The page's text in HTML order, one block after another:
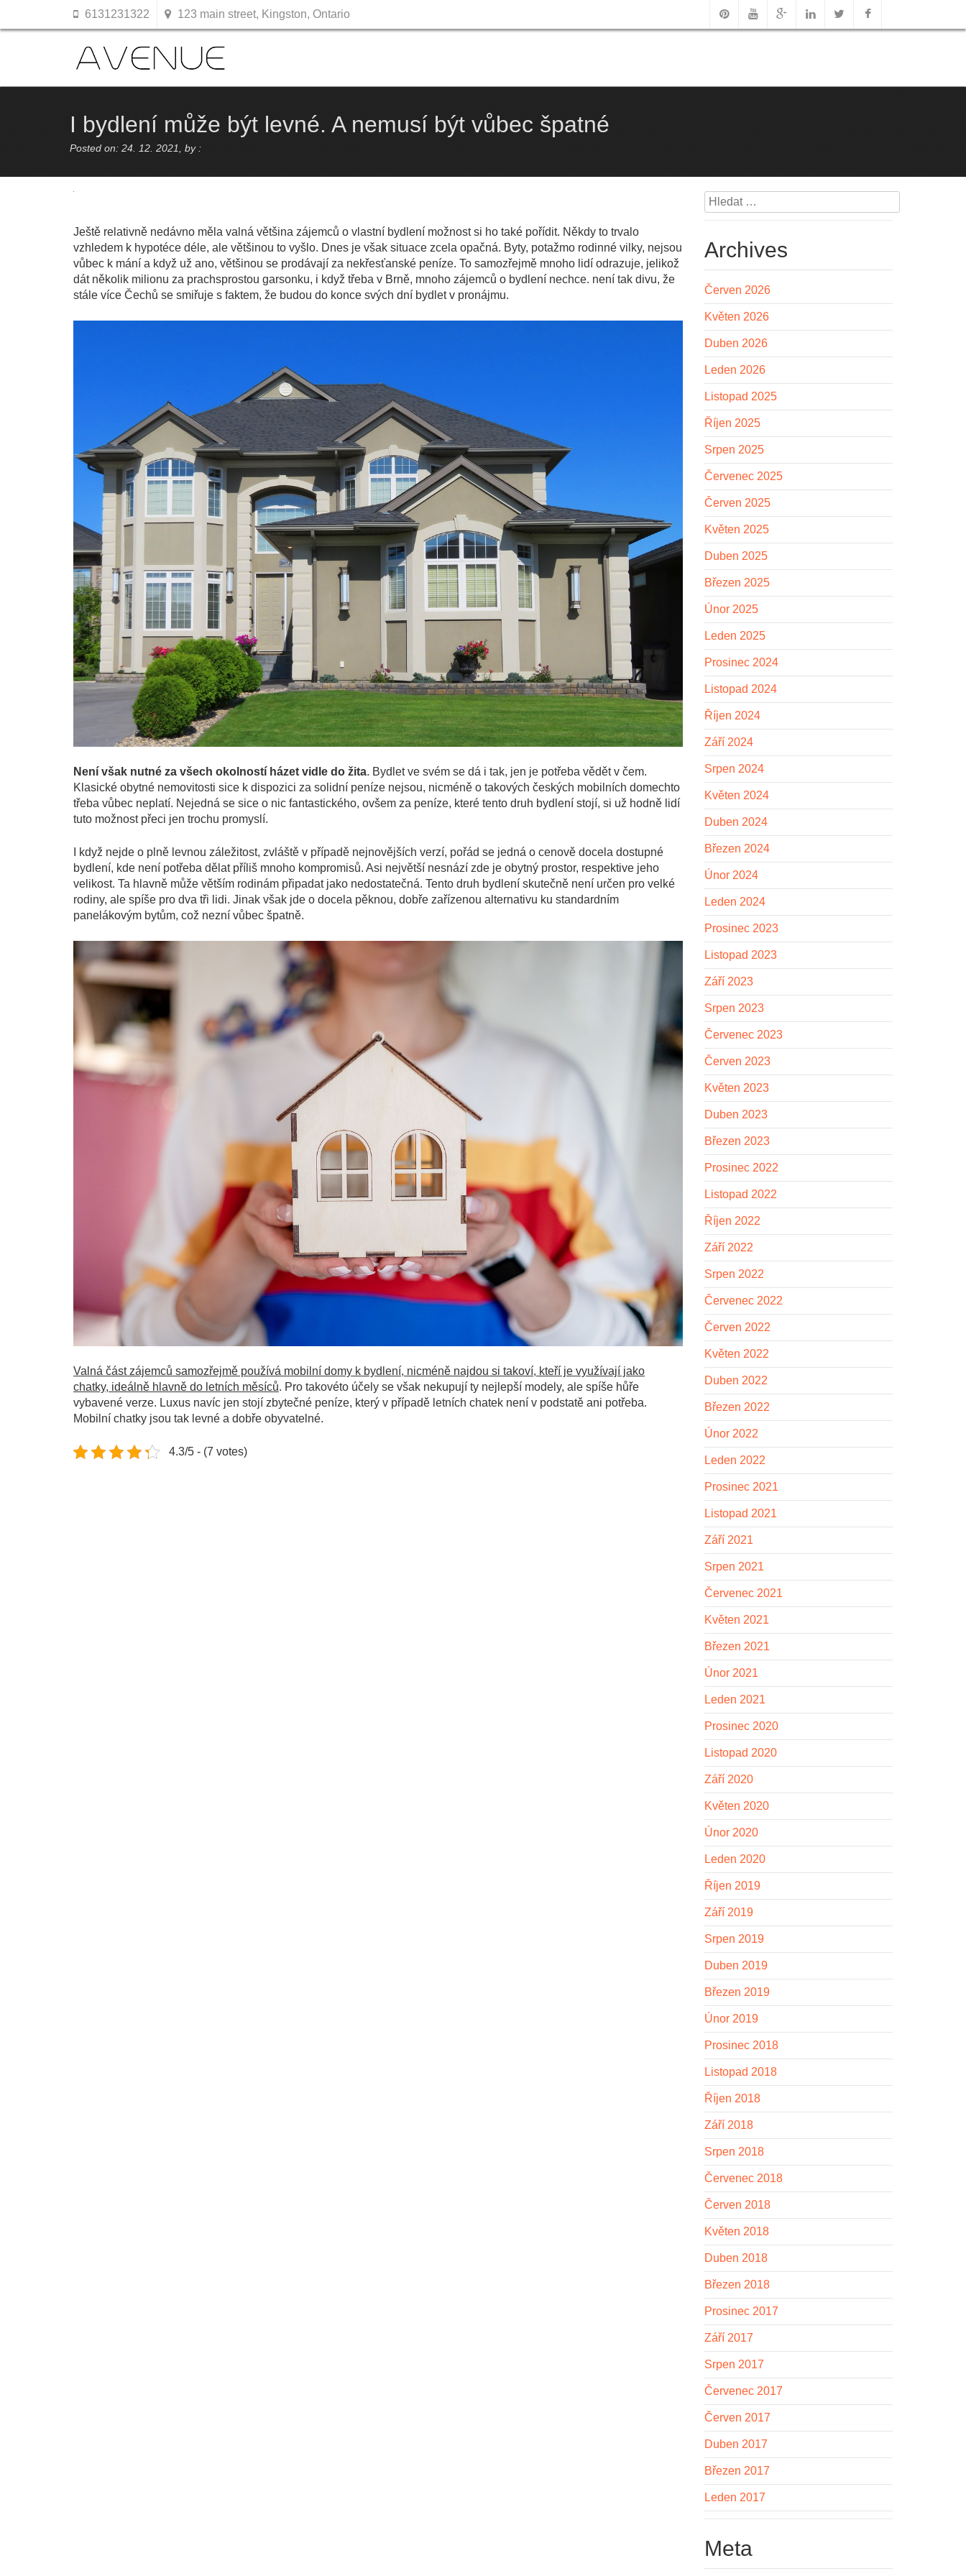
6131231322 123 main street, Kingston, Ontario
Skip
I bydlení může být levné. A nemusí být vůbec špatné
Posted on: 24. 12. 2021, by :
Ještě relativně nedávno měla valná většina zájemců o vlastní bydlení možnost si ho také pořídit. Někdy to trvalo
vzhledem k hypotéce déle, ale většinou to vyšlo. Dnes je však situace zcela opačná. Byty, potažmo rodinné vilky, nejsou
vůbec k mání a když už ano, většinou se prodávají za nekřesťanské peníze. To samozřejmě mnoho lidí odrazuje, jelikož
dát několik milionu za prachsprostou garsonku, i když třeba v Brně, mnoho zájemců o bydlení nechce. není tak divu, že
stále více Čechů se smiřuje s faktem, že budou do konce svých dní bydlet v pronájmu.
Není však nutné za všech okolností házet vidle do žita. Bydlet ve svém se dá i tak, jen je potřeba vědět v čem.
Klasické obytné nemovitosti sice k dispozici za solidní peníze nejsou, nicméně o takových českých mobilních domechto
třeba vůbec neplatí. Nejedná se sice o nic fantastického, ovšem za peníze, které tento druh bydlení stojí, si už hodně lidí
tuto možnost přeci jen trochu promyslí.
I když nejde o plně levnou záležitost, zvláště v případě nejnovějších verzí, pořád se jedná o cenově docela dostupné
bydlení, kde není potřeba dělat příliš mnoho kompromisů. Asi největší nesnází zde je obytný prostor, respektive jeho
velikost. Ta hlavně může větším rodinám připadat jako nedostatečná. Tento druh bydlení skutečně není určen pro velké
rodiny, ale spíše pro dva tři lidi. Jinak však jde o docela pěknou, dobře zařízenou alternativu ku standardním
panelákovým bytům, což nezní vůbec špatně.
Valná část zájemců samozřejmě používá mobilní domy k bydlení, nicméně najdou si takoví, kteří je využívají jako
chatky, ideálně hlavně do letních měsíců. Pro takovéto účely se však nekupují ty nejlepší modely, ale spíše hůře
vybavené verze. Luxus navíc jen stojí zbytečné peníze, který v případě letních chatek není v podstatě ani potřeba.
Mobilní chatky jsou tak levné a dobře obyvatelné.
4.3/5 - (7 votes)
Vyhledávání
Archives
Červen 2026
Květen 2026
Duben 2026
Leden 2026
Listopad 2025
Říjen 2025
Srpen 2025
Červenec 2025
Červen 2025
Květen 2025
Duben 2025
Březen 2025
Únor 2025
Leden 2025
Prosinec 2024
Listopad 2024
Říjen 2024
Září 2024
Srpen 2024
Květen 2024
Duben 2024
Březen 2024
Únor 2024
Leden 2024
Prosinec 2023
Listopad 2023
Září 2023
Srpen 2023
Červenec 2023
Červen 2023
Květen 2023
Duben 2023
Březen 2023
Prosinec 2022
Listopad 2022
Říjen 2022
Září 2022
Srpen 2022
Červenec 2022
Červen 2022
Květen 2022
Duben 2022
Březen 2022
Únor 2022
Leden 2022
Prosinec 2021
Listopad 2021
Září 2021
Srpen 2021
Červenec 2021
Květen 2021
Březen 2021
Únor 2021
Leden 2021
Prosinec 2020
Listopad 2020
Září 2020
Květen 2020
Únor 2020
Leden 2020
Říjen 2019
Září 2019
Srpen 2019
Duben 2019
Březen 2019
Únor 2019
Prosinec 2018
Listopad 2018
Říjen 2018
Září 2018
Srpen 2018
Červenec 2018
Červen 2018
Květen 2018
Duben 2018
Březen 2018
Prosinec 2017
Září 2017
Srpen 2017
Červenec 2017
Červen 2017
Duben 2017
Březen 2017
Leden 2017
Meta